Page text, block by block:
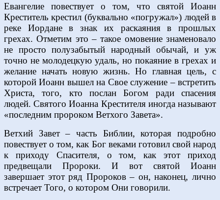
Евангелие повествует о том, что святой Иоанн
Креститель крестил (буквально «погружал») людей в
реке Иордане в знак их раскаяния в прошлых
грехах. Отметим это – такое омовение знаменовало
не просто полузабытый народный обычай, и уж
точно не молодецкую удаль, но покаяние в грехах и
желание начать новую жизнь. Но главная цель, с
которой Иоанн вышел на Свое служение – встретить
Христа, того, кто послан Богом ради спасения
людей. Святого Иоанна Крестителя иногда называют
«последним пророком Ветхого Завета».
Ветхий Завет – часть Библии, которая подробно
повествует о том, как Бог веками готовил свой народ
к приходу Спасителя, о том, как этот приход
предвещали Пророки. И вот святой Иоанн
завершает этот ряд Пророков – он, наконец, лично
встречает Того, о котором Они говорили.